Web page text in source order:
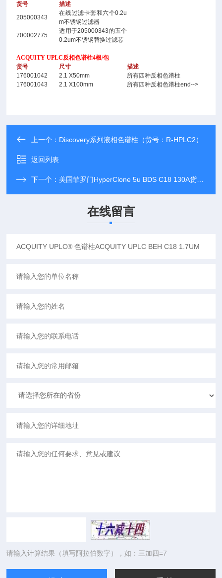
货号
描述
205000343
在线过滤卡套和六个0.2u
m不锈钢过滤器
700002775
适用于205000343的五个
0.2um不锈钢替换过滤芯
ACQUITY UPLC反相色谱柱4根/包
货号
尺寸
描述
176001042
2.1 X50mm
所有四种反相色谱柱
176001043
2.1 X100mm 所有四种反相色谱柱end-->
上一个： Discovery系列液相色谱柱（货号：R-HPLC2）
返回列表
下一个： 美国菲罗门HyperClone 5u BDS C18 130A货号：00D-4420-E0）
在线留言
请输入计算结果（填写阿拉伯数字），如：三加四=7